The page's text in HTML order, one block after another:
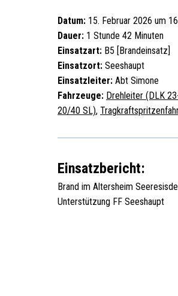
Datum: 15. Februar 2026 um
Dauer: 1 Stunde 42 Minuten
Einsatzart: B5 [Brandeinsatz]
Einsatzort: Seeshaupt
Einsatzleiter: Abt Simone
Fahrzeuge: Drehleiter (DLK
20/40 SL),
Einsatzbericht:
Brand im Altersheim
Unterstützung FF Seeshaupt